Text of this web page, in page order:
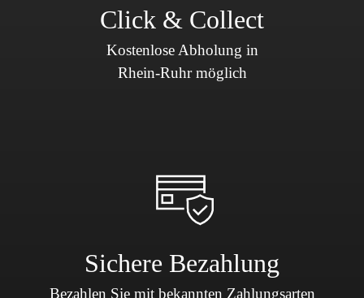
Click & Collect
Kostenlose Abholung in
Rhein-Ruhr möglich
Sichere Bezahlung
Bezahlen Sie mit bekannten Zahlungsarten